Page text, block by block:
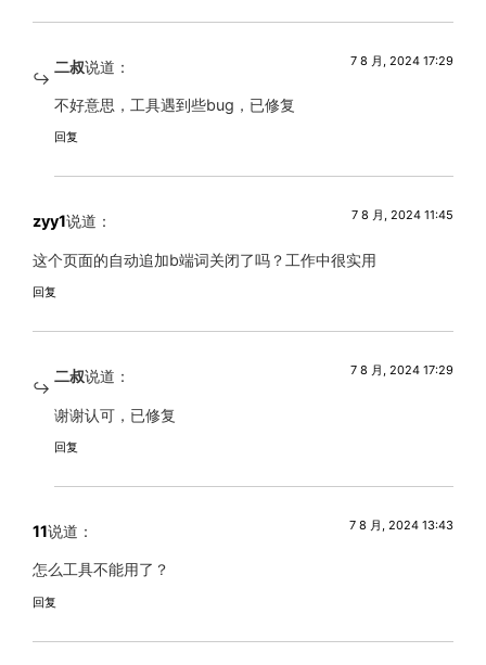
二叔说道： 7 8 月, 2024 17:29
不好意思，工具遇到些bug，已修复
回复
zyy1说道： 7 8 月, 2024 11:45
这个页面的自动追加b端词关闭了吗？工作中很实用
回复
二叔说道： 7 8 月, 2024 17:29
谢谢认可，已修复
回复
11说道： 7 8 月, 2024 13:43
怎么工具不能用了？
回复